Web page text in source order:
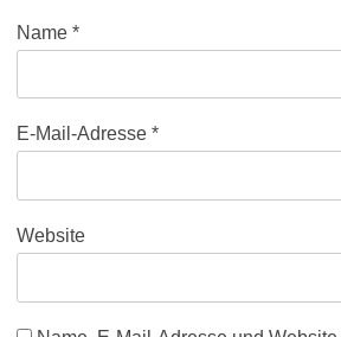
Name *
E-Mail-Adresse *
Website